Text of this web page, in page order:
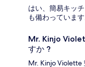
はい、簡易キッ
も備わっています
Mr. Kinjo
すか ?
Mr. Kinjo Violette